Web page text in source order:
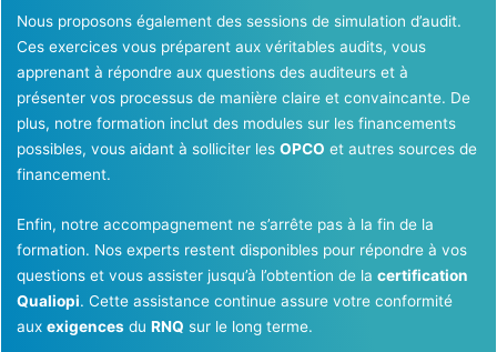
Nous proposons également des sessions de simulation d’audit.
Ces exercices vous préparent aux véritables audits, vous
apprenant à répondre aux questions des auditeurs et à
présenter vos processus de manière claire et convaincante. De
plus, notre formation inclut des modules sur les financements
possibles, vous aidant à solliciter les OPCO et autres sources de
financement.
Enfin, notre accompagnement ne s’arrête pas à la fin de la
formation. Nos experts restent disponibles pour répondre à vos
questions et vous assister jusqu’à l’obtention de la certification
Qualiopi. Cette assistance continue assure votre conformité
aux exigencesdu RNQ sur le long terme.